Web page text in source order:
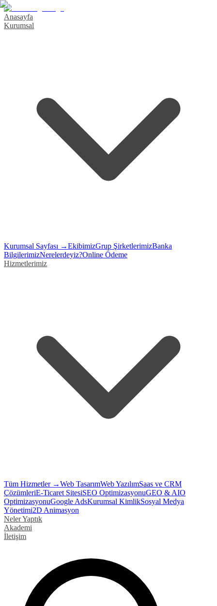
Anasayfa
Kurumsal
Kurumsal Sayfası →EkibimizGrup ŞirketlerimizBanka
BilgilerimizNerelerdeyiz?Online Ödeme
Hizmetlerimiz
Tüm Hizmetler →Web TasarımWeb YazılımSaas ve CRM
ÇözümleriE-Ticaret SitesiSEO OptimizasyonuGEO & AIO
OptimizasyonuGoogle AdsKurumsal KimlikSosyal Medya
Yönetimi2D Animasyon
Neler Yaptık
Akademi
İletişim